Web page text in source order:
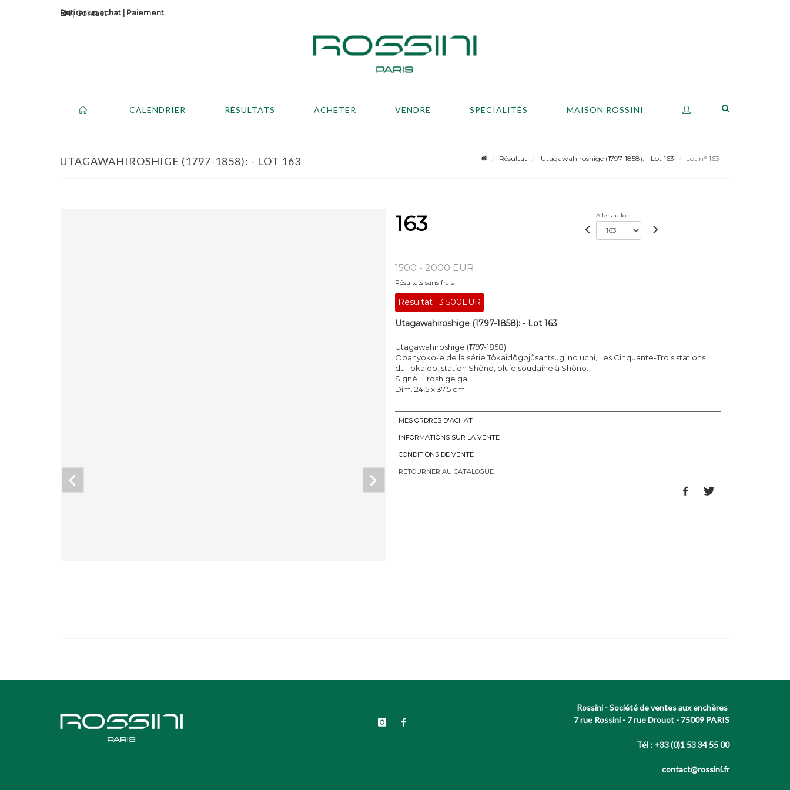
Contact
Retirer un achat | Paiement
CALENDRIER RÉSULTATS ACHETER VENDRE SPÉCIALITÉS MAISON ROSSINI
UTAGAWAHIROSHIGE (1797-1858): - LOT 163 Résultat Utagawahiroshige (1797-1858): - Lot 163 Lot n° 163
163 Aller au lot
1500 - 2000 EUR
Résultats sans frais
Résultat :3 500EUR
Utagawahiroshige (1797-1858): - Lot 163
Utagawahiroshige (1797-1858):
Obanyoko-e de la série Tôkaidôgojûsantsugi no uchi, Les Cinquante-Trois stations
du Tokaido, station Shôno, pluie soudaine à Shôno.
Signé Hiroshige ga.
Dim. 24,5 x 37,5 cm
MES ORDRES D'ACHAT
INFORMATIONS SUR LA VENTE
CONDITIONS DE VENTE
RETOURNER AU CATALOGUE
Rossini - Société de ventes aux enchères
7 rue Rossini - 7 rue Drouot - 75009 PARIS
Tél : +33 (0)1 53 34 55 00
contact@rossini.fr